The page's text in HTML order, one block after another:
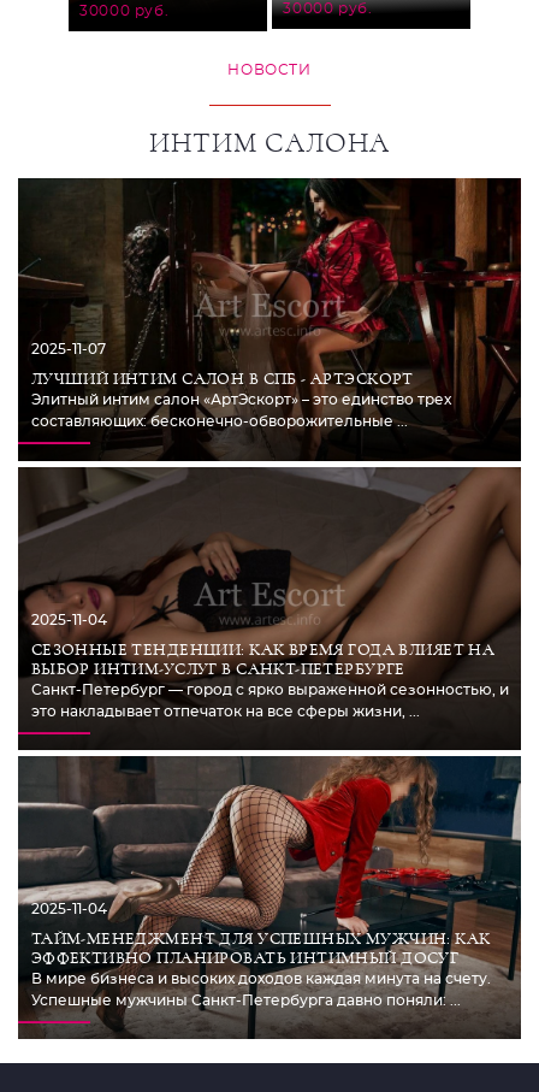
30000 руб. 30000 руб.
НОВОСТИ
ИНТИМ САЛОНА
2025-11-07
ЛУЧШИЙ ИНТИМ САЛОН В СПБ - АРТЭСКОРТ
Элитный интим салон «АртЭскорт» – это единство трех
составляющих: бесконечно-обворожительные ...
2025-11-04
СЕЗОННЫЕ ТЕНДЕНЦИИ: КАК ВРЕМЯ ГОДА ВЛИЯЕТ НА
ВЫБОР ИНТИМ-УСЛУГ В САНКТ-ПЕТЕРБУРГЕ
Санкт-Петербург — город с ярко выраженной сезонностью, и
это накладывает отпечаток на все сферы жизни, ...
2025-11-04
ТАЙМ-МЕНЕДЖМЕНТ ДЛЯ УСПЕШНЫХ МУЖЧИН: КАК
ЭФФЕКТИВНО ПЛАНИРОВАТЬ ИНТИМНЫЙ ДОСУГ
В мире бизнеса и высоких доходов каждая минута на счету.
Успешные мужчины Санкт-Петербурга давно поняли: ...